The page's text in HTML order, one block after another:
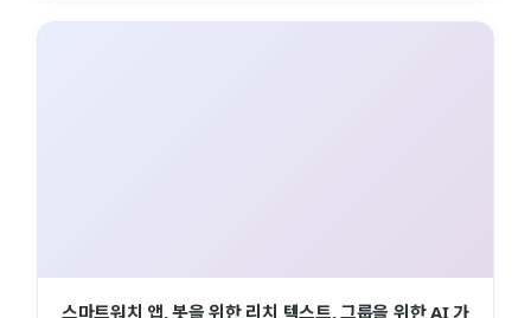
스마트워치 앱, 봇을 위한 리치 텍스트, 그룹을 위한 AI 가